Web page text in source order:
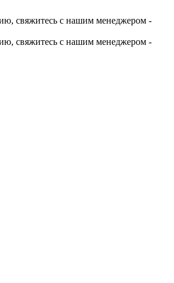
свяжитесь с нашим менеджером -
свяжитесь с нашим менеджером -